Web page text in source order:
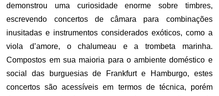
demonstrou uma curiosidade enorme sobre timbres,
escrevendo concertos de câmara para combinações
inusitadas e instrumentos considerados exóticos, como a
viola d’amore, o chalumeau e a trombeta marinha.
Compostos em sua maioria para o ambiente doméstico e
social das burguesias de Frankfurt e Hamburgo, estes
concertos são acessíveis em termos de técnica, porém